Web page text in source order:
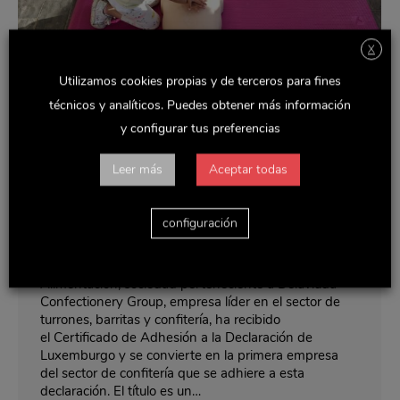
Delaviuda Alimentación recibe el
certificado de adhesión a la Declaración
de Luxemburgo
PorRocio marzo 4, 2020
Alimentación, sociedad perteneciente a Delaviuda
Confectionery Group, empresa líder en el sector de
turrones, barritas y confitería, ha recibido
el Certificado de Adhesión a la Declaración de
Luxemburgo y se convierte en la primera empresa
del sector de confitería que se adhiere a esta
declaración. El título es un…
X
Utilizamos cookies propias y de terceros para fines
técnicos y analíticos. Puedes obtener más información
y configurar tus preferencias
Leer más Aceptar todas
configuración